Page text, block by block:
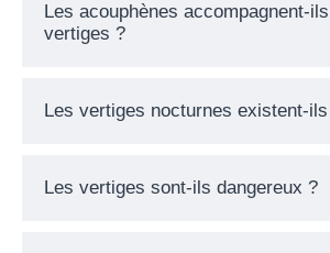
Les acouphènes accompagnent-
vertiges ?
Les vertiges nocturnes existent-
Les vertiges sont-ils dangereux ?